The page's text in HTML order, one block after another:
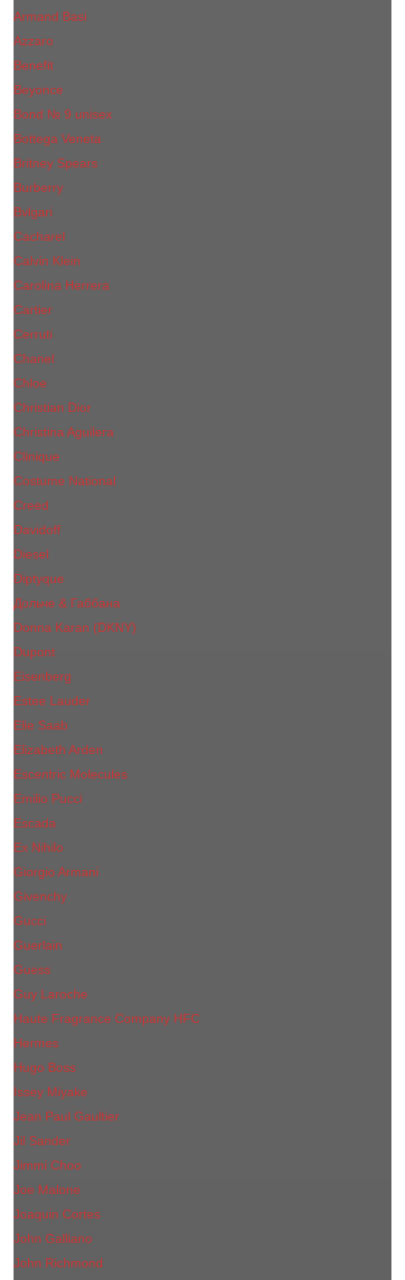
Armand Basi
Azzaro
Benefit
Beyonce
Bond № 9 unisex
Bottega Veneta
Britney Spears
Burberry
Bvlgari
Cacharel
Calvin Klein
Carolina Herrera
Cartier
Cerruti
Сhanеl
Chloe
Christian Dior
Christina Aguilera
Сliniquе
Costume National
Creed
Davidoff
Diesel
Diptyque
Дольче & Габбана
Donna Karan (DKNY)
Dupont
Eisenberg
Еsteе Lаudеr
Elie Saab
Elizabeth Arden
Escentric Molecules
Emilio Pucci
Escada
Ex Nihilo
Giorgio Armani
Givenchy
Gucci
Guerlain
Guess
Guy Laroche
Haute Fragrance Company HFC
Hermes
Hugo Boss
Issey Miyake
Jean Paul Gaultier
Jil Sander
Jimmi Choo
Jое Malоnе
Joaquin Cortes
John Galliano
John Richmond